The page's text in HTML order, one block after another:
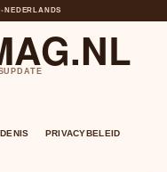
• NEDERLANDS
PRIVACYBELEID